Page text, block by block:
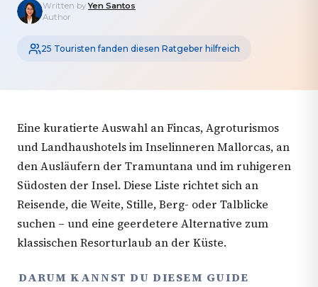
Written byYen Santos
Author
25 Touristen fanden diesen Ratgeber hilfreich
Eine kuratierte Auswahl an Fincas, Agroturismos
und Landhaushotels im Inselinneren Mallorcas, an
den Ausläufern der Tramuntana und im ruhigeren
Südosten der Insel. Diese Liste richtet sich an
Reisende, die Weite, Stille, Berg- oder Talblicke
suchen – und eine geerdetere Alternative zum
klassischen Resorturlaub an der Küste.
DARUM KANNST DU DIESEM GUIDE